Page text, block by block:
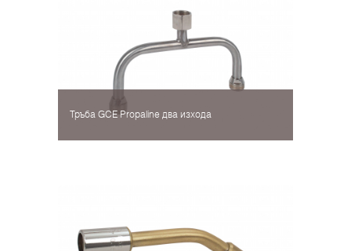
Тръба GCE Propaline два изхода